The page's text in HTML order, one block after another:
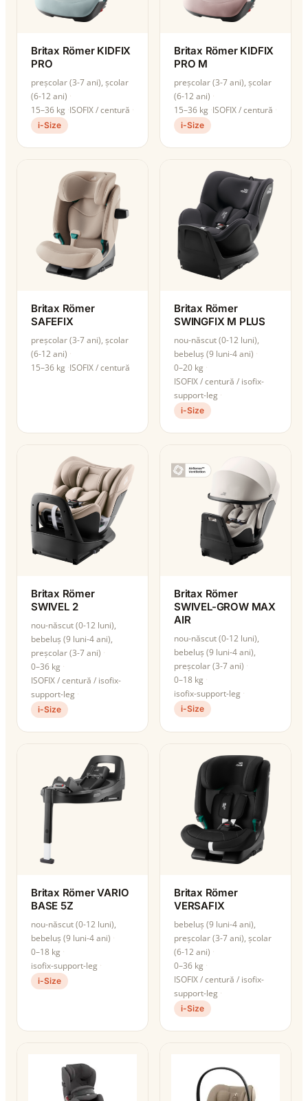
Britax Römer KIDFIX
PRO
preșcolar (3-7 ani), școlar
(6-12 ani)
15–36 kg ISOFIX / centură
i-Size
Britax Römer KIDFIX
PRO M
preșcolar (3-7 ani), școlar
(6-12 ani)
15–36 kg ISOFIX / centură
i-Size
Britax Römer
SAFEFIX
preșcolar (3-7 ani), școlar
(6-12 ani)
15–36 kg ISOFIX / centură
Britax Römer
SWINGFIX M PLUS
nou-născut (0-12 luni),
bebeluș (9 luni-4 ani)
0–20 kg
ISOFIX / centură / isofix-
support-leg
i-Size
Britax Römer
SWIVEL 2
nou-născut (0-12 luni),
bebeluș (9 luni-4 ani),
preșcolar (3-7 ani)
0–36 kg
ISOFIX / centură / isofix-
support-leg
i-Size
Britax Römer
SWIVEL-GROW MAX
AIR
nou-născut (0-12 luni),
bebeluș (9 luni-4 ani),
preșcolar (3-7 ani)
0–18 kg
isofix-support-leg
i-Size
Britax Römer VARIO
BASE 5Z
nou-născut (0-12 luni),
bebeluș (9 luni-4 ani)
0–18 kg
isofix-support-leg
i-Size
Britax Römer
VERSAFIX
bebeluș (9 luni-4 ani),
preșcolar (3-7 ani), școlar
(6-12 ani)
0–36 kg
ISOFIX / centură / isofix-
support-leg
i-Size